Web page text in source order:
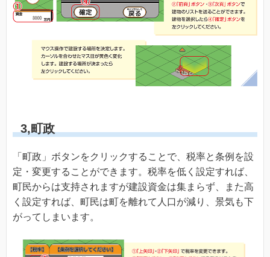
3,町政
「町政」ボタンをクリックすることで、税率と条例を設
定・変更することができます。税率を低く設定すれば、
町民からは支持されますが建設資金は集まらず、また高
く設定すれば、町民は町を離れて人口が減り、景気も下
がってしまいます。